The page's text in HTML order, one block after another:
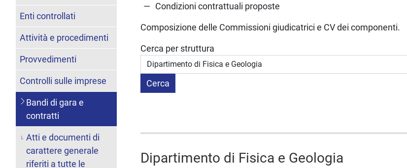
Condizioni contrattuali proposte
Composizione delle Commissioni giudicatrici e CV dei componenti.
Cerca per struttura
Dipartimento di Fisica e Geologia
Enti controllati
Attività e procedimenti
Provvedimenti
Controlli sulle imprese
Bandi di gara e
contratti
Atti e documenti di
carattere generale
riferiti a tutte le